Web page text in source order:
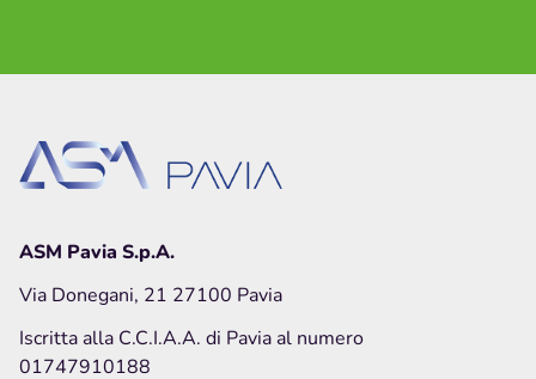
Archivio fotografico lavori effettuati
Contatti
Privacy Policy
Social media policy
Hai bisogno di info o vuoi inviarci una
ASM Pavia S.p.A.
Via Donegani, 21 27100 Pavia
Iscritta alla C.C.I.A.A. di Pavia al numero
01747910188